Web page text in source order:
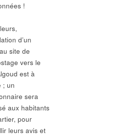
!
d’un
site de
vers le
est à
; un
sera
aux habitants
pour
leurs avis et